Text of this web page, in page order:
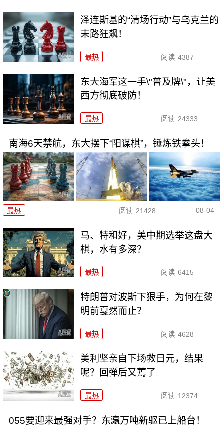
泽连斯基的“清场行动”与乌克兰的
末路狂飙！
最热 阅读 4387
东大海军这一手\"普及牌\"，让美
西方彻底破防！
最热 阅读 24333
南海6天禁航，东大摆下“阳谋棋”，锤炼铁拳头！
最热 阅读 21428 08-04
马、特和好，美中期选举这盘大
棋，水有多深？
最热 阅读 6415
特朗普对波斯下狠手，为何在黎
明前戛然而止？
最热 阅读 4628
美利坚亲自下场救日元，结果
呢？回弹后又蔫了
最热 阅读 12374
055要迎来最强对手？东瀛万吨新驱已上船台！